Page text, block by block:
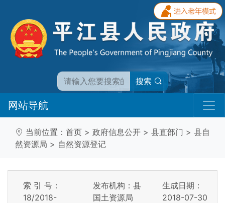
搜索
网站导航
当前位置： 首页 > 政府信息公开 > 县直部门 > 县自
然资源局 > 自然资源登记
索 引 号：
18/2018-
发布机构：县
国土资源局
生成日期：
2018-07-30